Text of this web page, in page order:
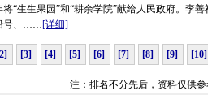
“生生果园”和“耕余学院”献给人民政府。李
号、……[详细]
[3] [4] [5] [6] [7] [8] [9] [10]
注：排名不分先后，资料仅供